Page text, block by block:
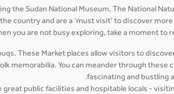
the Sudan National Museum, The National
country and are a ‘must visit’ to discover
you are not busy exploring, take a moment to
These Market places allow visitors to
memorabilia. You can meander through these
fascinating and bustling
public facilities and hospitable locals -